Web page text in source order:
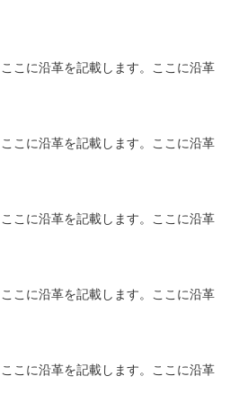
こに沿革を記載します。ここに沿革
こに沿革を記載します。ここに沿革
こに沿革を記載します。ここに沿革
こに沿革を記載します。ここに沿革
こに沿革を記載します。ここに沿革